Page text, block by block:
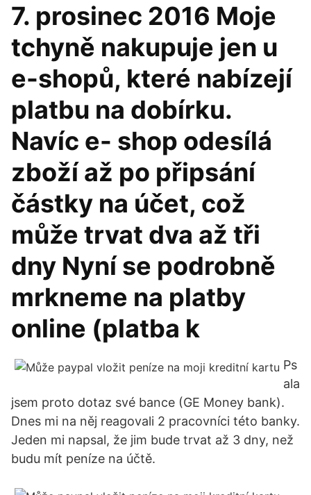
7. prosinec 2016 Moje
tchyně nakupuje jen u
e-shopů, které nabízejí
platbu na dobírku.
Navíc e- shop odesílá
zboží až po připsání
částky na účet, což
může trvat dva až tři
dny Nyní se podrobně
mrkneme na platby
online (platba k
Ps
ala
jsem proto dotaz své bance (GE Money bank).
Dnes mi na něj reagovali 2 pracovníci této banky.
Jeden mi napsal, že jim bude trvat až 3 dny, než
budu mít peníze na účtě.